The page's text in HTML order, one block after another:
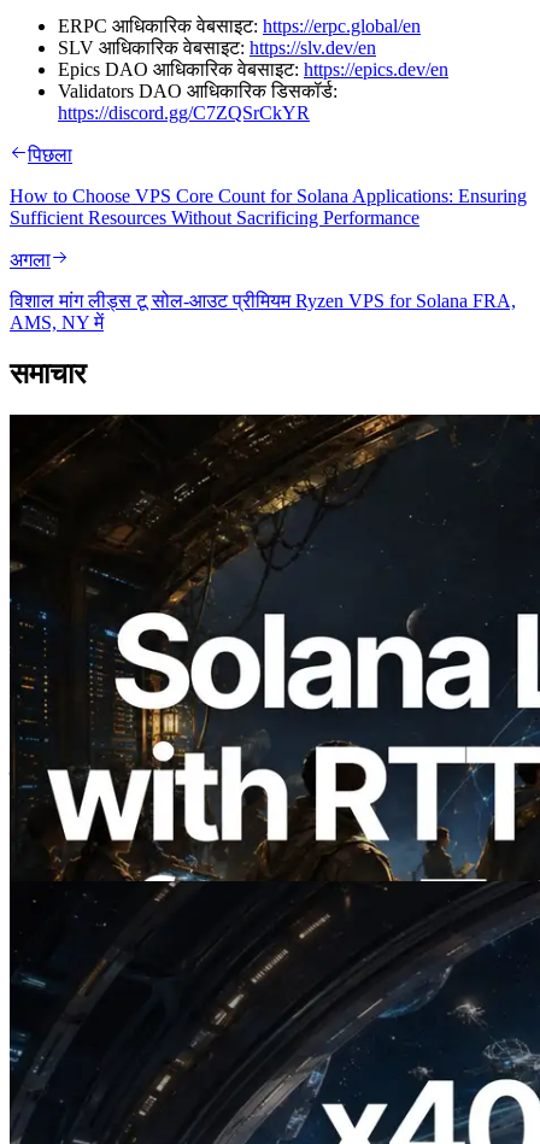
ERPC आधिकारिक वेबसाइट: https://erpc.global/en
SLV आधिकारिक वेबसाइट: https://slv.dev/en
Epics DAO आधिकारिक वेबसाइट: https://epics.dev/en
Validators DAO आधिकारिक डिसकॉर्ड:
https://discord.gg/C7ZQSrCkYR
पिछला
How to Choose VPS Core Count for Solana Applications: Ensuring
Sufficient Resources Without Sacrificing Performance
अगला
विशाल मांग लीड्स टू सोल-आउट प्रीमियम Ryzen VPS for Solana FRA,
AMS, NY में
समाचार
2026.08.05
ERPC का Solana Leader Slot API अब 7
वैश्विक क्षेत्रों से ping मापता है — Validators
Information API भी लॉन्च
यह लेख पढ़ें